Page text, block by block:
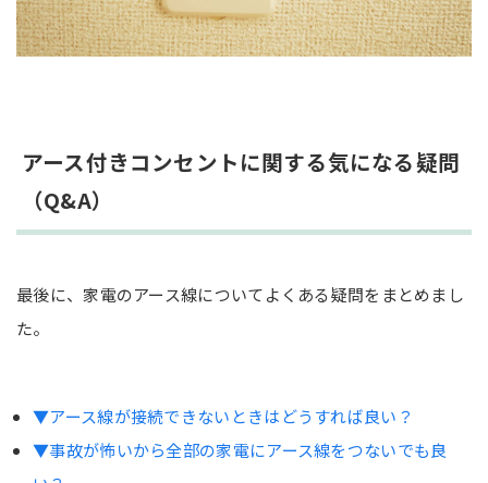
アース付きコンセントに関する気になる疑問
（Q&A）
最後に、家電のアース線についてよくある疑問をまとめまし
た。
▼アース線が接続できないときはどうすれば良い？
▼事故が怖いから全部の家電にアース線をつないでも良